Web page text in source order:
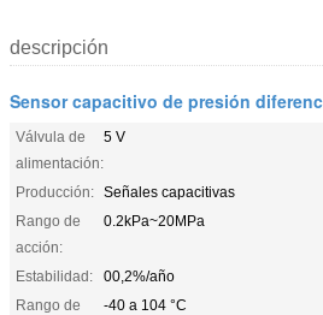
descripción
Sensor capacitivo de presión
Válvula de
alimentación:
5 V
Producción: Señales capacitivas
Rango de
acción:
0.2kPa~20MPa
Estabilidad:
00,2%/año
Rango de
-40 a 104 °C